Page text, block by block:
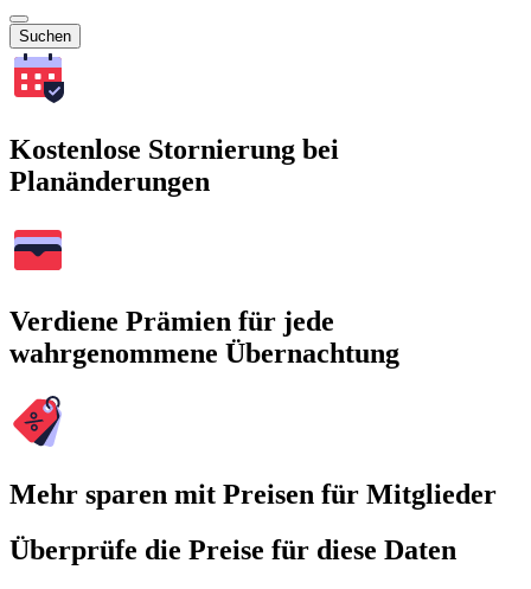
Suchen
Kostenlose Stornierung bei
Planänderungen
Verdiene Prämien für jede
wahrgenommene Übernachtung
Mehr sparen mit Preisen für Mitglieder
Überprüfe die Preise für diese Daten